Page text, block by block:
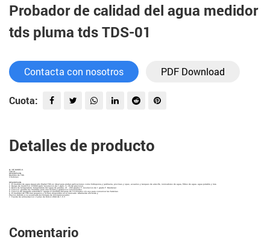
Probador de calidad del agua medidor
tds pluma tds TDS-01
Contacta con nosotros PDF Download
Cuota:
Detalles de producto
N º DE MODELO.
TDS-01
DESCRIPCIÓN
Medidor de TDS
3 botones
DESCRIPCIÓN
1. El medidor de agua AquaLutio Digital TDS es ideal para probar aplicaciones como hidroponía y jardinería, piscinas y spas, acuarios y tanques de arrecife, ionizadores de agua, filtros de agua. agua potable y más.
2. Rango de medición: 0-9990 ppm, resolución de 1 ppm, +/- 3% de precisión.
3. Botón de temperatura: temperatura del agua de prueba, 31 - 200 grados F, resolución de 1 grado F. Mantener
4. Función: guarda las medidas para una lectura y grabación convenientes.
5. Función de apagado automático: apaga el medidor después de 10 minutos sin uso para conservar las baterías.
6. El medidor de TDS más pequeño y liviano disponible en el mercado. Altamente eficiente y
Preciso debido a su avanzada tecnología de microprocesador.
7. Fuente de alimentación: 2 pilas de botón LR44 de 1,5 V
Comentario